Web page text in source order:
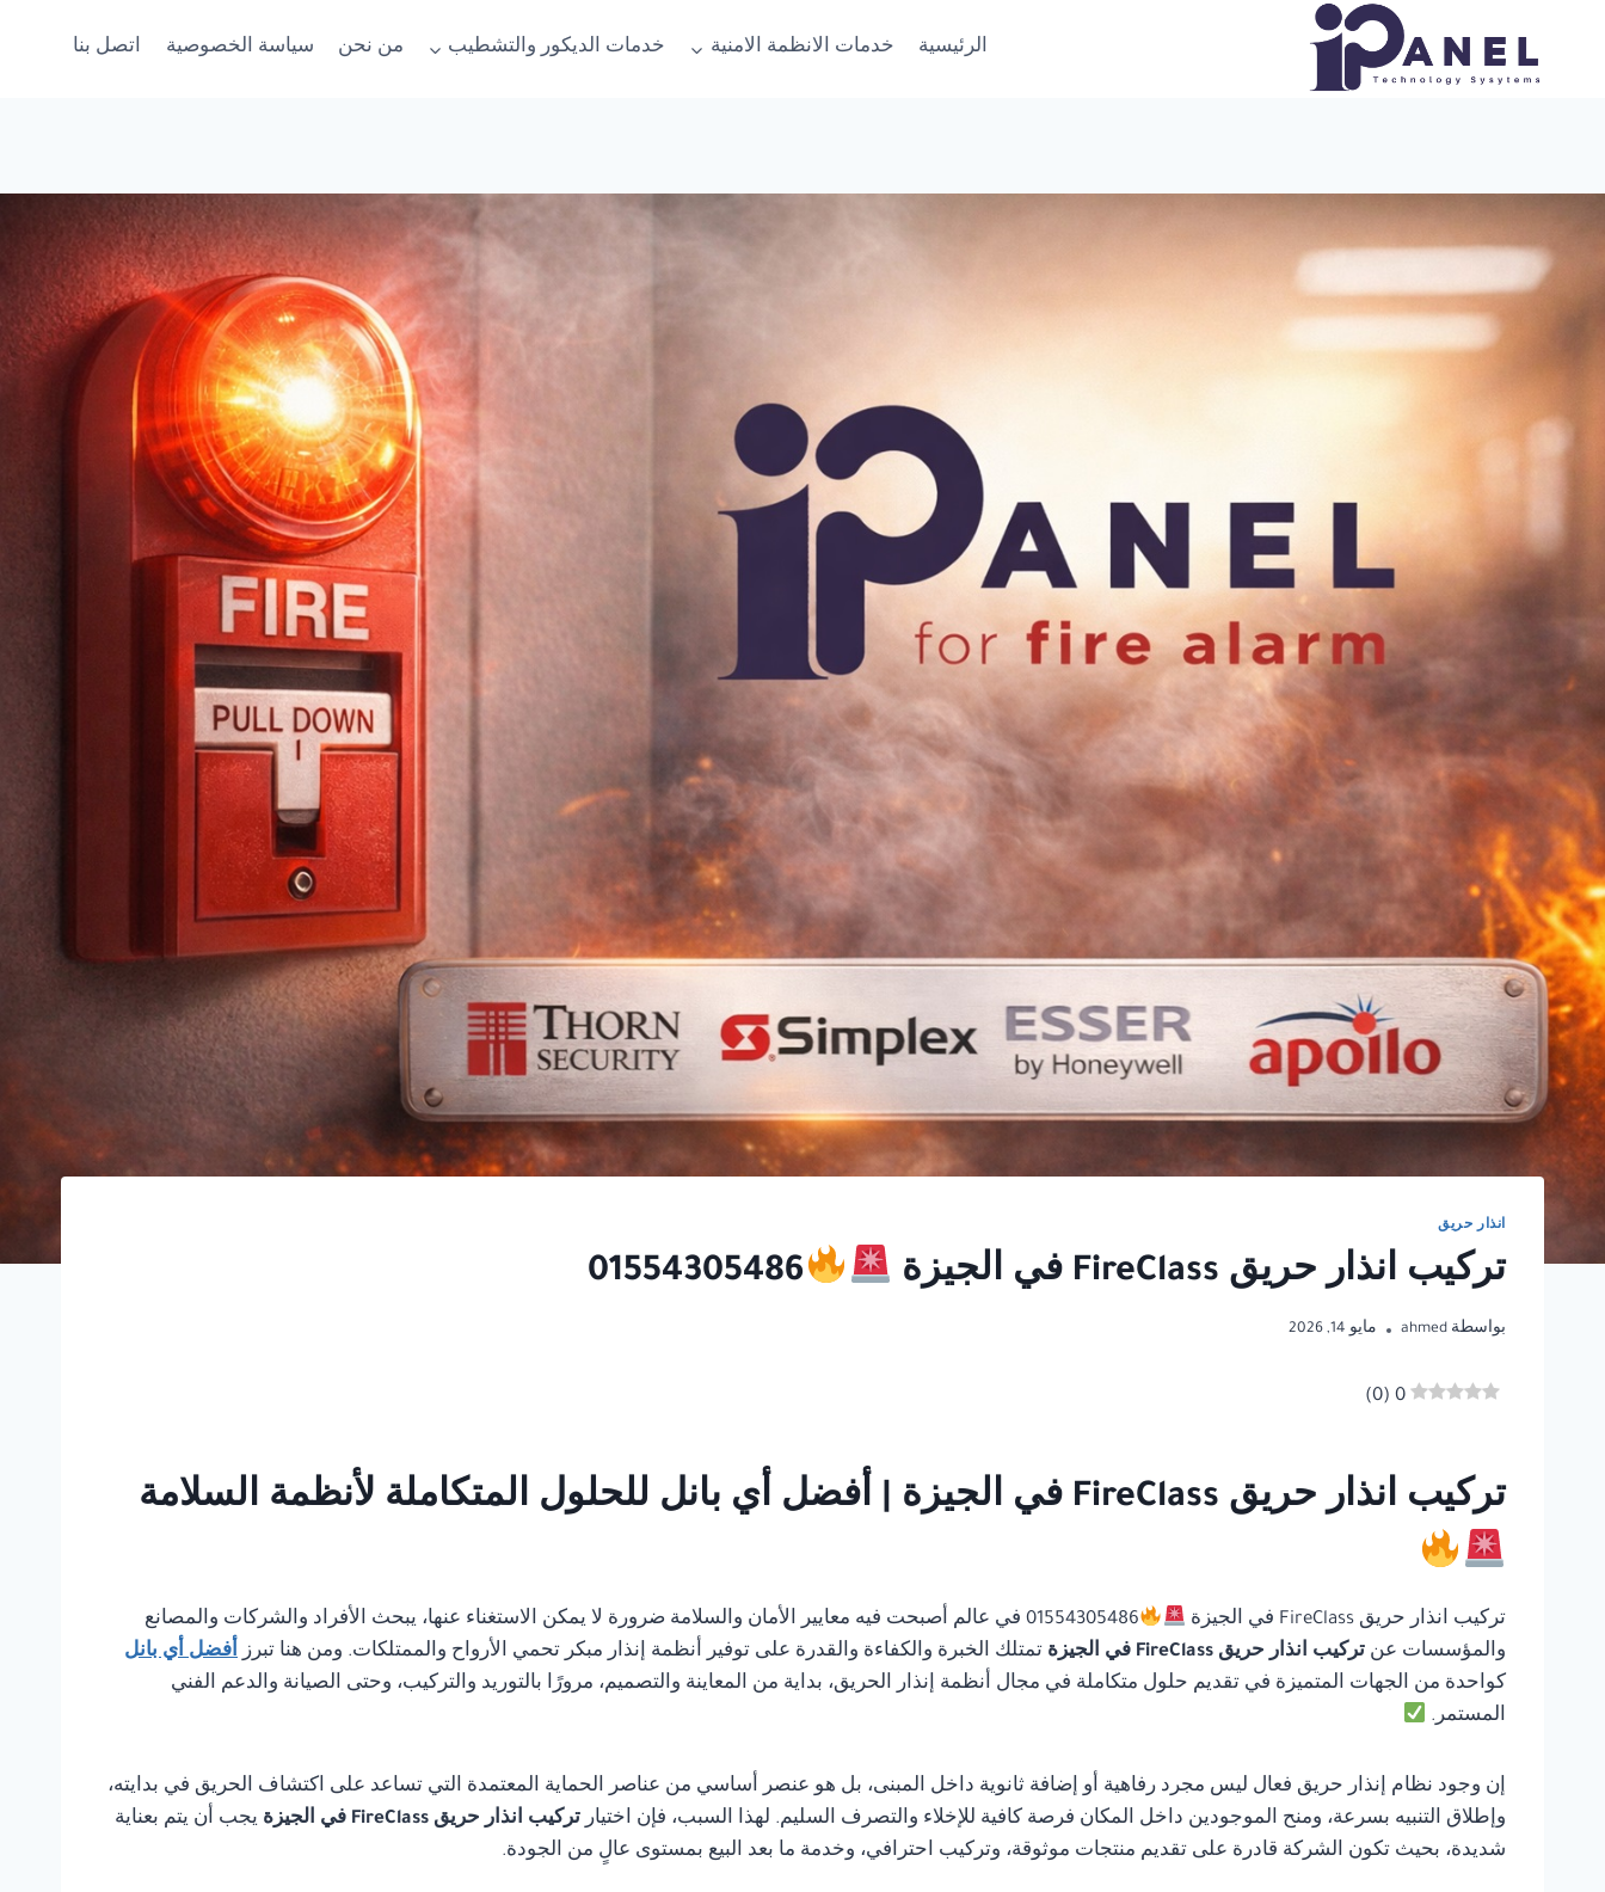
المحتوى
الرئيسية خدمات الانظمة الامنية خدمات الديكور والتشطيب من نحن سياسة الخصوصية اتصل بنا
انذار حريق
تركيب انذار حريق FireClass في الجيزة 01554305486
بواسطة ahmed مايو 14, 2026
0
(
0
)
تركيب انذار حريق FireClass في الجيزة | أفضل أي بانل للحلول المتكاملة لأنظمة السلامة
تركيب انذار حريق FireClass في الجيزة
01554305486 في عالم أصبحت فيه معايير الأمان والسلامة ضرورة لا يمكن الاستغناء عنها، يبحث الأفراد والشركات والمصانع
والمؤسسات عن تركيب انذار حريق FireClass في الجيزة تمتلك الخبرة والكفاءة والقدرة على توفير أنظمة إنذار مبكر تحمي الأرواح والممتلكات. ومن هنا تبرز أفضل أي بانل
كواحدة من الجهات المتميزة في تقديم حلول متكاملة في مجال أنظمة إنذار الحريق، بداية من المعاينة والتصميم، مرورًا بالتوريد والتركيب، وحتى الصيانة والدعم الفني
المستمر.
إن وجود نظام إنذار حريق فعال ليس مجرد رفاهية أو إضافة ثانوية داخل المبنى، بل هو عنصر أساسي من عناصر الحماية المعتمدة التي تساعد على اكتشاف الحريق في بدايته،
وإطلاق التنبيه بسرعة، ومنح الموجودين داخل المكان فرصة كافية للإخلاء والتصرف السليم. لهذا السبب، فإن اختيار تركيب انذار حريق FireClass في الجيزة
يجب أن يتم بعناية
شديدة، بحيث تكون الشركة قادرة على تقديم منتجات موثوقة، وتركيب احترافي، وخدمة ما بعد البيع بمستوى عالٍ من الجودة.